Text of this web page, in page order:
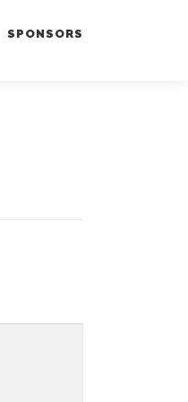
SPONSORS